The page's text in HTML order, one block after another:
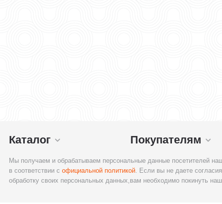
Каталог Покупателям
Мы получаем и обрабатываем персональные данные посетителей
в соответствии софициальной политикой. Если вы не даете
обработку своих персональных данных,вам необходимо покинуть